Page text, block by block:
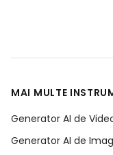
MAI MULTE
Generator AI de
Generator AI de